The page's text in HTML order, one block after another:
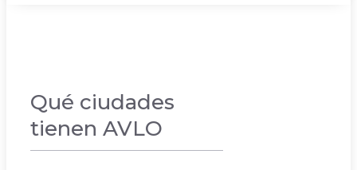
Qué ciudades
tienen AVLO